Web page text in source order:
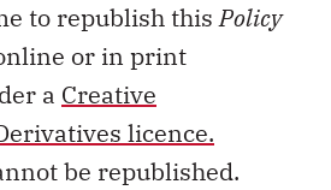
to republish thisPolicy
or in print
a Creative
licence.
be republished.